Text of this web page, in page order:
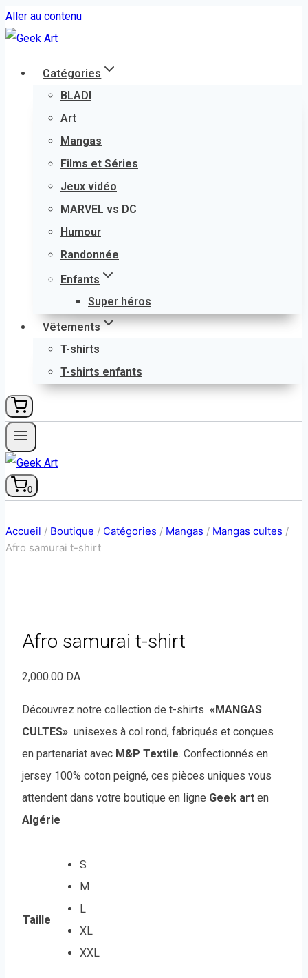
Aller au contenu
Catégories
BLADI
Art
Mangas
Films et Séries
Jeux vidéo
MARVEL vs DC
Humour
Randonnée
Enfants
Super héros
Vêtements
T-shirts
T-shirts enfants
0
Accueil / Boutique / Catégories / Mangas / Mangas cultes /
Afro samurai t-shirt
Afro samurai t-shirt
2,000.00 DA
Découvrez notre collection de t-shirts «MANGAS
CULTES» unisexes à col rond, fabriqués et conçues
en partenariat avec M&P Textile. Confectionnés en
jersey 100% coton peigné, ces pièces uniques vous
attendent dans votre boutique en ligne Geek art en
Algérie
Taille
S
M
L
XL
XXL